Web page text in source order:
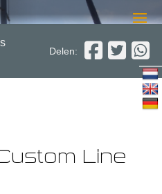
Line
Delen:
Line